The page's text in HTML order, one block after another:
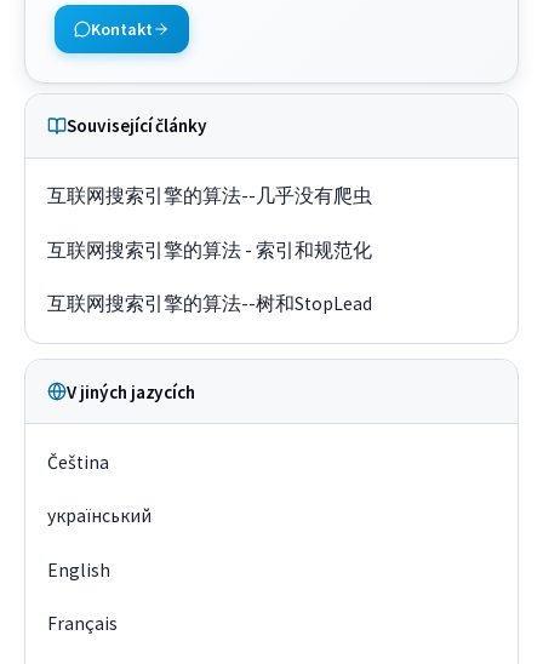
Kontakt
Související články
互联网搜索引擎的算法--几乎没有爬虫
互联网搜索引擎的算法 - 索引和规范化
互联网搜索引擎的算法--树和StopLead
V jiných jazycích
Čeština
український
English
Français